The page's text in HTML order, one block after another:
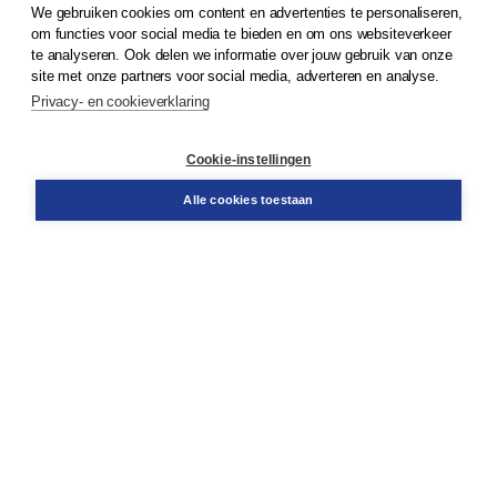
© 2026Koninklijke Boom uitgevers
Klantenservice
Service & informatie
Contact
We gebruiken cookies om content en advertenties te personaliseren,
om functies voor social media te bieden en om ons websiteverkeer
te analyseren. Ook delen we informatie over jouw gebruik van onze
site met onze partners voor social media, adverteren en analyse.
Privacy- en cookieverklaring
Cookie-instellingen
Alle cookies toestaan